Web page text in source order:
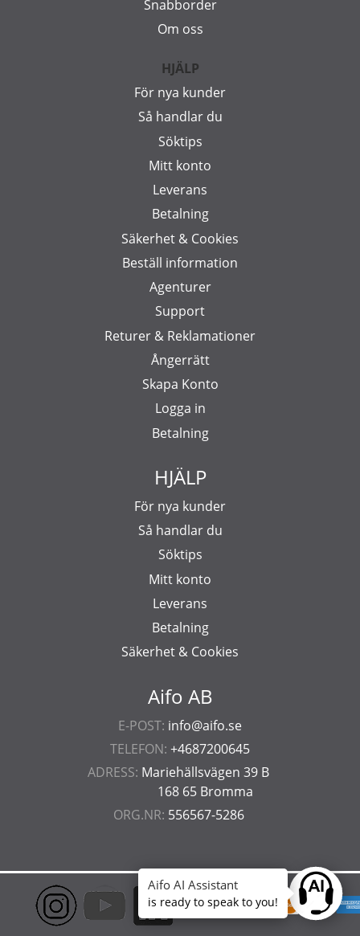
Aifo AB
E-POST: info@aifo.se
TELEFON: +4687200645
ADRESS: Mariehällsvägen 39 B
168 65 Bromma
ORG.NR: 556567-5286
Snabborder
Om oss
HJÄLP
För nya kunder
Så handlar du
Söktips
Mitt konto
Leverans
Betalning
Säkerhet & Cookies
Beställ information
Agenturer
Support
Returer & Reklamationer
Ångerrätt
Skapa Konto
Logga in
Betalning
HJÄLP
För nya kunder
Så handlar du
Söktips
Mitt konto
Leverans
Betalning
Säkerhet & Cookies
Ask
Aifo AI Assistant
is ready to speak to you!